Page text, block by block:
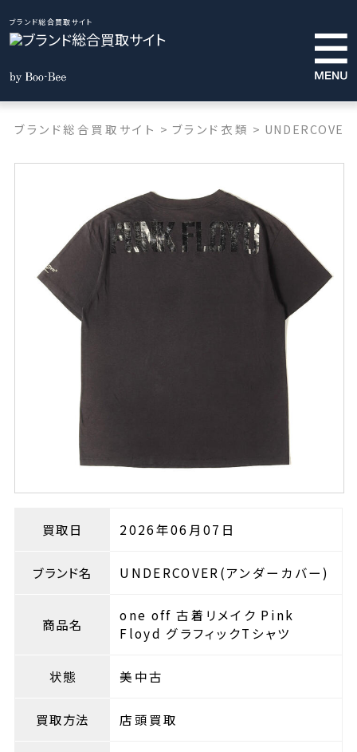
ブランド総合買取サイト
ブランド総合買取サイト > ブランド衣類 > UNDERCOVER
買取日 2026年06月07日
ブランド名 UNDERCOVER(アンダーカバー)
商品名
one off 古着リメイク Pink
Floyd グラフィックTシャツ
状態 美中古
買取方法 店頭買取